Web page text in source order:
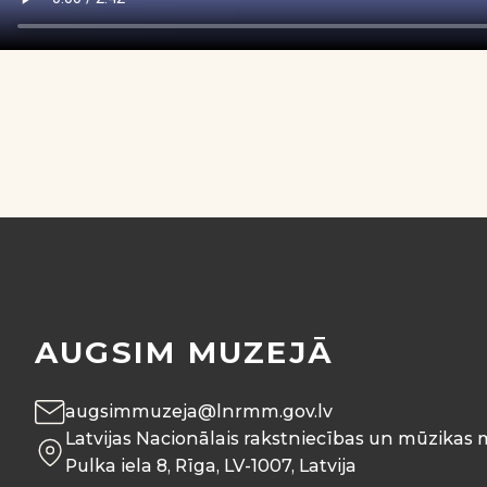
AUGSIM MUZEJĀ
augsimmuzeja@lnrmm.gov.lv
Latvijas Nacionālais rakstniecības un mūzikas
Pulka iela 8, Rīga, LV-1007, Latvija